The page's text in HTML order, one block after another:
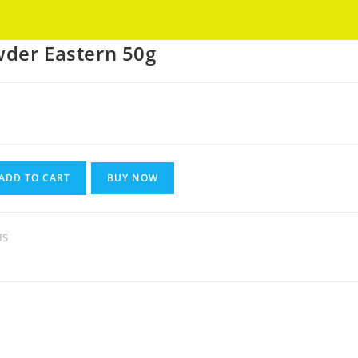
Eastern 50g
TO CART BUY NOW